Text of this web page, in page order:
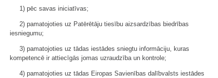
1) pēc savas iniciatīvas;
2) pamatojoties uz Patērētāju tiesību aizsardzības biedrības
iesniegumu;
3) pamatojoties uz tādas iestādes sniegtu informāciju, kuras
kompetencē ir attiecīgās jomas uzraudzība un kontrole;
4) pamatojoties uz tādas Eiropas Savienības dalībvalsts iestādes